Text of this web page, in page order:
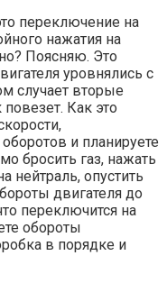
переключение на
нажатия на
Поясняю. Это
уровнялись с
случает вторые
повезет. Как это
и планируете
бросить газ, нажать
нейтраль, опустить
двигателя до
переключится на
обороты
в порядке и